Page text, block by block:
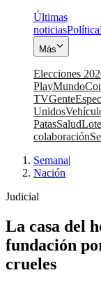
Últimas
noticiasPolítica
Más
Elecciones
PlayMundo
TVGente
Unidos
PatasSalud
colaboración
Semana|
Nación
Judicial
La casa del
fundación
crueles